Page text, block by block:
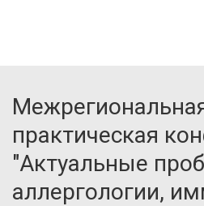
практическая
"Актуальные
аллергологии,